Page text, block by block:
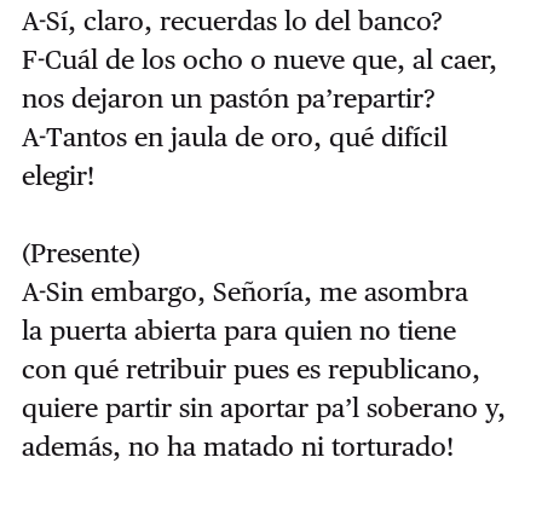
A-Sí, claro, recuerdas lo del banco?
F-Cuál de los ocho o nueve que, al caer,
nos dejaron un pastón pa’repartir?
A-Tantos en jaula de oro, qué difícil
elegir!
(Presente)
A-Sin embargo, Señoría, me asombra
la puerta abierta para quien no tiene
con qué retribuir pues es republicano,
quiere partir sin aportar pa’l soberano y,
además, no ha matado ni torturado!